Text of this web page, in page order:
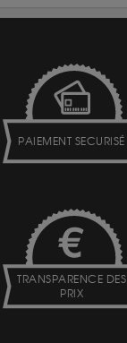
PAIEMENT SECURISÉ
TRANSPARENCE DES
PRIX